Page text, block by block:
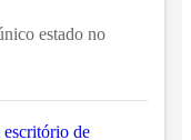
estado no